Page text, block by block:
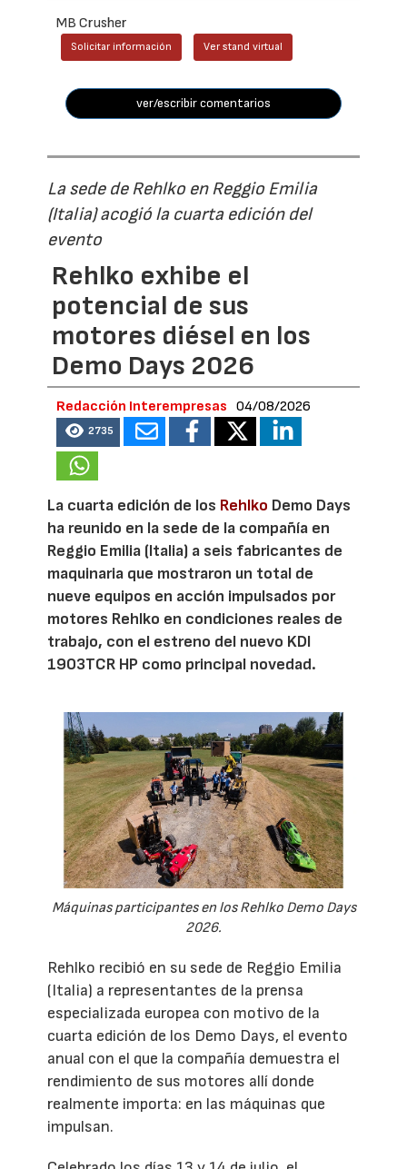
MB Crusher
Solicitar información Ver stand virtual
ver/escribir comentarios
La sede de Rehlko en Reggio Emilia
(Italia) acogió la cuarta edición del
evento
Rehlko exhibe el
potencial de sus
motores diésel en los
Demo Days 2026
Redacción Interempresas 04/08/2026
2735
La cuarta edición de los Rehlko Demo Days
ha reunido en la sede de la compañía en
Reggio Emilia (Italia) a seis fabricantes de
maquinaria que mostraron un total de
nueve equipos en acción impulsados por
motores Rehlko en condiciones reales de
trabajo, con el estreno del nuevo KDI
1903TCR HP como principal novedad.
Máquinas participantes en los Rehlko Demo Days
2026.
Rehlko recibió en su sede de Reggio Emilia
(Italia) a representantes de la prensa
especializada europea con motivo de la
cuarta edición de los Demo Days, el evento
anual con el que la compañía demuestra el
rendimiento de sus motores allí donde
realmente importa: en las máquinas que
impulsan.